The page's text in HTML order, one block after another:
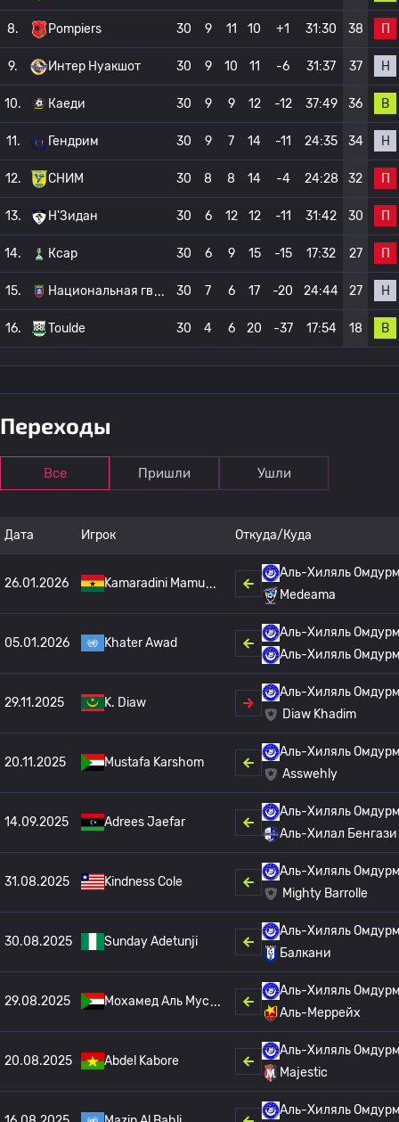
8. Pompiers 30 9 11 10 +1 31:30 38 П
9. Интер Нуакшот 30 9 10 11 -6 31:37 37 Н
10. Каеди 30 9 9 12 -12 37:49 36 В
11. Гендрим 30 9 7 14 -11 24:35 34 Н
12. СНИМ 30 8 8 14 -4 24:28 32 П
13. Н'Зидан 30 6 12 12 -11 31:42 30 П
14. Ксар 30 6 9 15 -15 17:32 27 П
15. Национальная гв 30 7 6 17 -20 24:44 27 Н
16. Toulde 30 4 6 20 -37 17:54 18 В
Переходы
Все Пришли Ушли
Дата Игрок Откуда/Куда
26.01.2026 Kamaradini Mamu
Аль-Хиляль
Medeama
05.01.2026 Khater Awad
Аль-Хиляль
Аль-Хиляль
29.11.2025 K. Diaw
Аль-Хиляль
Diaw Khadim
20.11.2025 Mustafa Karshom
Аль-Хиляль
Asswehly
14.09.2025 Adrees Jaefar
Аль-Хиляль
Аль-Хилал Бенгази
31.08.2025 Kindness Cole
Аль-Хиляль
Mighty Barrolle
30.08.2025 Sunday Adetunji
Аль-Хиляль
Балкани
29.08.2025 Мохамед Аль Мус
Аль-Хиляль
Аль-Меррейх
20.08.2025 Abdel Kabore
Аль-Хиляль
Majestic
Аль-Хиляль